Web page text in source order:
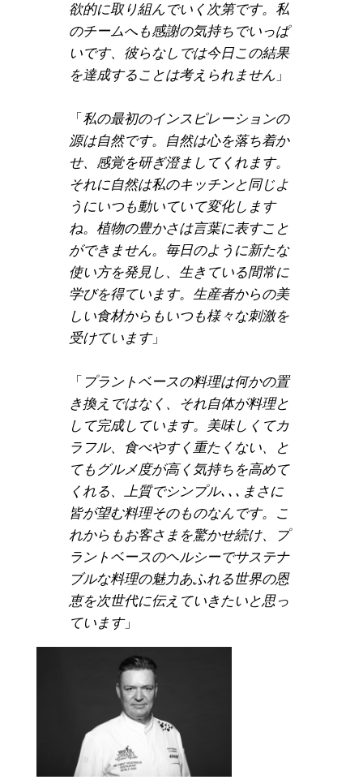
欲的に取り組んでいく次第です。私
のチームへも感謝の気持ちでいっぱ
いです、彼らなしでは今日この結果
を達成することは考えられません 」
「私の最初のインスピレーションの
源は自然です。自然は心を落ち着か
せ、感覚を研ぎ澄ましてくれます。
それに自然は私のキッチンと同じよ
うにいつも動いていて変化します
ね。植物の豊かさは言葉に表すこと
ができません。毎日のように新たな
使い方を発見し、生きている間常に
学びを得ています。生産者からの美
しい食材からもいつも様々な刺激を
受けています」
「 プラントベースの料理は何かの置
き換えではなく、それ自体が料理と
して完成しています。美味しくてカ
ラフル、食べやすく重たくない、と
てもグルメ度が高く気持ちを高めて
くれる、上質でシンプル､､､まさに
皆が望む料理そのものなんです。こ
れからもお客さまを驚かせ続け、プ
ラントベースのヘルシーでサステナ
ブルな料理の魅力あふれる世界の恩
恵を次世代に伝えていきたいと思っ
ています」